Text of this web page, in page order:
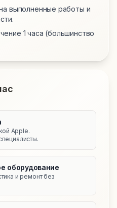
выполненные работы и
1 часа (большинство
Apple.
оборудование
и ремонт без